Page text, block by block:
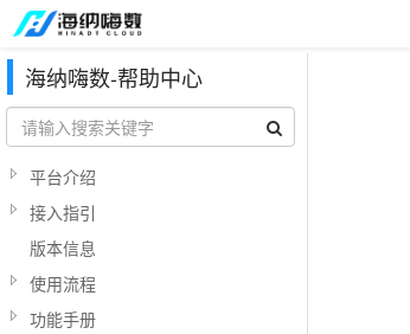
海纳嗨数-帮助中心
平台介绍
接入指引
版本信息
使用流程
功能手册